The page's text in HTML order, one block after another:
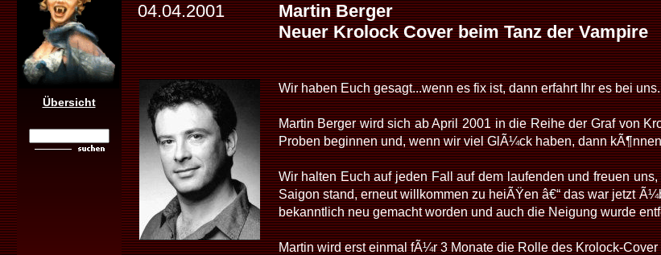
Übersicht
04.04.2001
Martin Berger
Neuer Krolock Cover beim Tanz der Vampire
Wir haben Euch gesagt...wenn es fix ist, dann erfahrt Ihr es bei
Martin Berger wird sich ab April 2001 in die Reihe der Graf von
Proben beginnen und, wenn wir viel GlÃ¼ck haben, dann
Wir halten Euch auf jeden Fall auf dem laufenden und freuen
Saigon stand, erneut willkommen zu heiÃŸen â€“ das war jetzt
bekanntlich neu gemacht worden und auch die Neigung wurde
Martin wird erst einmal fÃ¼r 3 Monate die Rolle des Krolock-